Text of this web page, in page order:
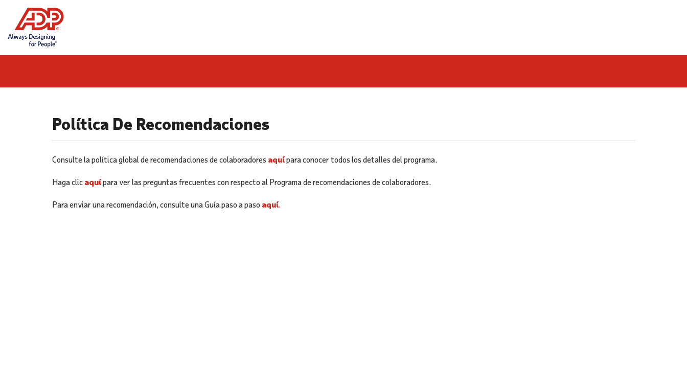
content
Política De Recomendaciones
Consulte la política global de recomendaciones de colaboradores aquípara conocer todos los detalles del programa.
Haga clic aquípara ver las preguntas frecuentes con respecto al Programa de recomendaciones de colaboradores.
Para enviar una recomendación, consulte una Guía paso a paso aquí.